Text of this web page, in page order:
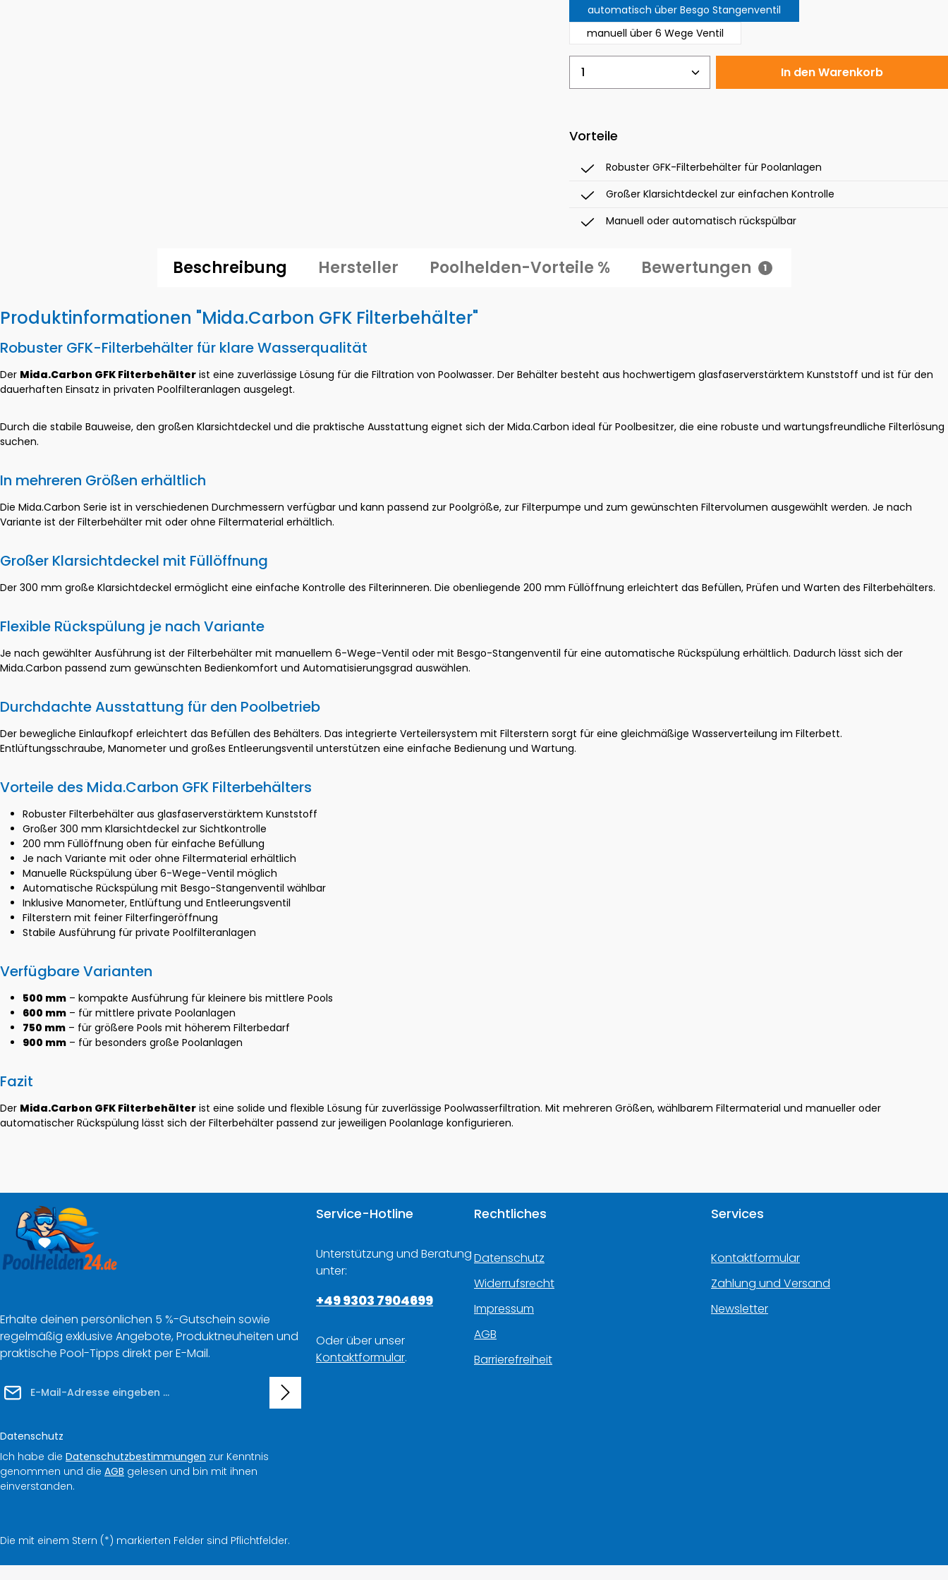
automatisch über Besgo Stangenventil
manuell über 6 Wege Ventil
Produkt Anzahl: Gib den gewünschten
In den Warenkorb
Vorteile
Robuster GFK-Filterbehälter für Poolanlagen
Großer Klarsichtdeckel zur einfachen Kontrolle
Manuell oder automatisch rückspülbar
Beschreibung Hersteller Poolhelden-Vorteile % Bewertungen 1
Produktinformationen "Mida.Carbon GFK Filterbehälter"
Robuster GFK-Filterbehälter für klare Wasserqualität
Der Mida.Carbon GFK Filterbehälter ist eine zuverlässige Lösung für die Filtration von Poolwasser. Der Behälter besteht aus hochwertigem glasfaserverstärktem Kunststoff und ist für den
dauerhaften Einsatz in privaten Poolfilteranlagen ausgelegt.
Durch die stabile Bauweise, den großen Klarsichtdeckel und die praktische Ausstattung eignet sich der Mida.Carbon ideal für Poolbesitzer, die eine robuste und wartungsfreundliche Filterlösung
suchen.
In mehreren Größen erhältlich
Die Mida.Carbon Serie ist in verschiedenen Durchmessern verfügbar und kann passend zur Poolgröße, zur Filterpumpe und zum gewünschten Filtervolumen ausgewählt werden. Je nach
Variante ist der Filterbehälter mit oder ohne Filtermaterial erhältlich.
Großer Klarsichtdeckel mit Füllöffnung
Der 300 mm große Klarsichtdeckel ermöglicht eine einfache Kontrolle des Filterinneren. Die obenliegende 200 mm Füllöffnung erleichtert das Befüllen, Prüfen und Warten des Filterbehälters.
Flexible Rückspülung je nach Variante
Je nach gewählter Ausführung ist der Filterbehälter mit manuellem 6-Wege-Ventil oder mit Besgo-Stangenventil für eine automatische Rückspülung erhältlich. Dadurch lässt sich der
Mida.Carbon passend zum gewünschten Bedienkomfort und Automatisierungsgrad auswählen.
Durchdachte Ausstattung für den Poolbetrieb
Der bewegliche Einlaufkopf erleichtert das Befüllen des Behälters. Das integrierte Verteilersystem mit Filterstern sorgt für eine gleichmäßige Wasserverteilung im Filterbett.
Entlüftungsschraube, Manometer und großes Entleerungsventil unterstützen eine einfache Bedienung und Wartung.
Vorteile des Mida.Carbon GFK Filterbehälters
Robuster Filterbehälter aus glasfaserverstärktem Kunststoff
Großer 300 mm Klarsichtdeckel zur Sichtkontrolle
200 mm Füllöffnung oben für einfache Befüllung
Je nach Variante mit oder ohne Filtermaterial erhältlich
Manuelle Rückspülung über 6-Wege-Ventil möglich
Automatische Rückspülung mit Besgo-Stangenventil wählbar
Inklusive Manometer, Entlüftung und Entleerungsventil
Filterstern mit feiner Filterfingeröffnung
Stabile Ausführung für private Poolfilteranlagen
Verfügbare Varianten
500 mm – kompakte Ausführung für kleinere bis mittlere Pools
600 mm – für mittlere private Poolanlagen
750 mm – für größere Pools mit höherem Filterbedarf
900 mm – für besonders große Poolanlagen
Fazit
Der Mida.Carbon GFK Filterbehälter ist eine solide und flexible Lösung für zuverlässige Poolwasserfiltration. Mit mehreren Größen, wählbarem Filtermaterial und manueller oder
automatischer Rückspülung lässt sich der Filterbehälter passend zur jeweiligen Poolanlage konfigurieren.
Erhalte deinen persönlichen 5 %-Gutschein sowie
regelmäßig exklusive Angebote, Produktneuheiten und
praktische Pool-Tipps direkt per E-Mail.
Datenschutz
Ich habe die Datenschutzbestimmungen zur Kenntnis
genommen und die AGB gelesen und bin mit ihnen
einverstanden.
Die mit einem Stern (*) markierten Felder sind Pflichtfelder.
Service-Hotline
Unterstützung und Beratung
unter:
+49 9303 7904699
Oder über unser
Kontaktformular.
Rechtliches
Datenschutz
Widerrufsrecht
Impressum
AGB
Barrierefreiheit
Services
Kontaktformular
Zahlung und Versand
Newsletter